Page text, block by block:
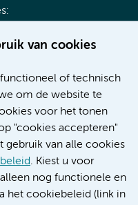
van cookies
of technisch
om de website te
voor het tonen
"cookies accepteren"
gebruik van alle cookies
. Kiest u voor
nog functionele en
het cookiebeleid (link in